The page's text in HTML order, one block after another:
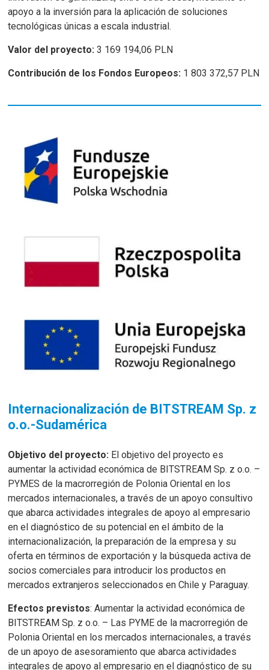
apoyo a la inversión para la aplicación de soluciones
tecnológicas únicas a escala industrial.
Valor del proyecto: 3 169 194,06 PLN
Contribución de los Fondos Europeos: 1 803 372,57 PLN
Internacionalización de BITSTREAM Sp. z
o.o.-Sudamérica
Objetivo del proyecto: El objetivo del proyecto es
aumentar la actividad económica de BITSTREAM Sp. z o.o. –
PYMES de la macrorregión de Polonia Oriental en los
mercados internacionales, a través de un apoyo consultivo
que abarca actividades integrales de apoyo al empresario
en el diagnóstico de su potencial en el ámbito de la
internacionalización, la preparación de la empresa y su
oferta en términos de exportación y la búsqueda activa de
socios comerciales para introducir los productos en
mercados extranjeros seleccionados en Chile y Paraguay.
Efectos previstos: Aumentar la actividad económica de
BITSTREAM Sp. z o.o. – Las PYME de la macrorregión de
Polonia Oriental en los mercados internacionales, a través
de un apoyo de asesoramiento que abarca actividades
integrales de apoyo al empresario en el diagnóstico de su